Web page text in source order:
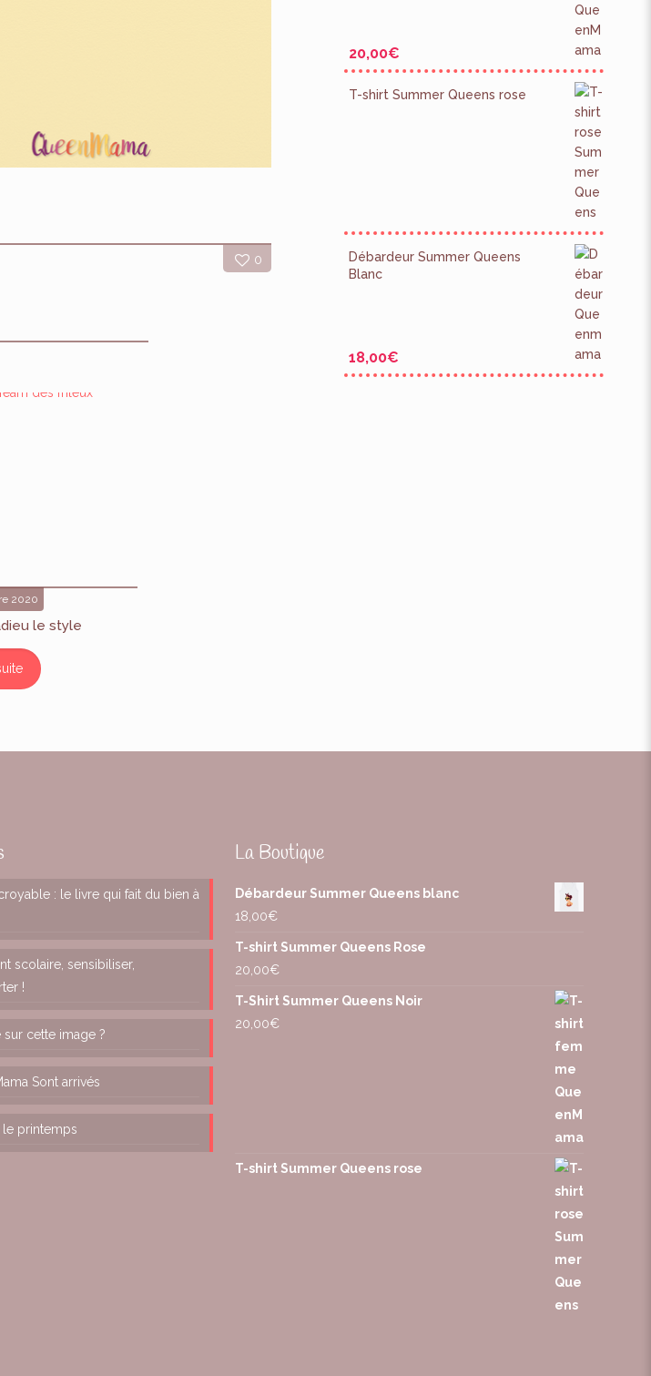
0
2020
le style
20,00€
T-shirt Summer Queens rose
Débardeur Summer Queens
Blanc
18,00€
: le livre qui fait du bien à
scolaire, sensibiliser,
!
sur cette image ?
Sont arrivés
printemps
La Boutique
Débardeur Summer Queens blanc
18,00€
T-shirt Summer Queens Rose
20,00€
T-Shirt Summer Queens Noir
20,00€
T-shirt Summer Queens rose